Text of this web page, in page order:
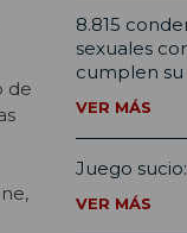
de
8.815
sexuales
cumplen
VER MÁS
Juego
VER MÁS